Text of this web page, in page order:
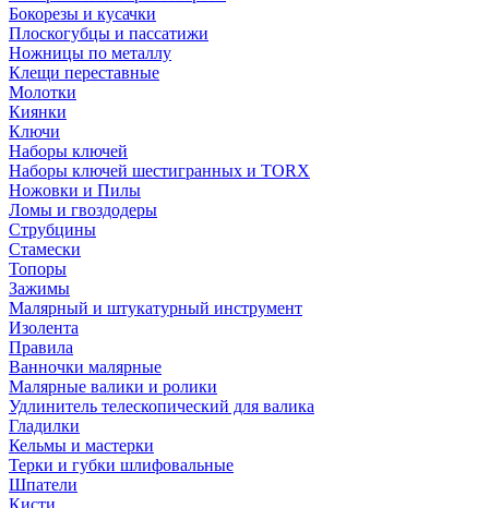
Бокорезы и кусачки
Плоскогубцы и пассатижи
Ножницы по металлу
Клещи переставные
Молотки
Киянки
Ключи
Наборы ключей
Наборы ключей шестигранных и TORX
Ножовки и Пилы
Ломы и гвоздодеры
Струбцины
Стамески
Топоры
Зажимы
Малярный и штукатурный инструмент
Изолента
Правила
Ванночки малярные
Малярные валики и ролики
Удлинитель телескопический для валика
Гладилки
Кельмы и мастерки
Терки и губки шлифовальные
Шпатели
Кисти